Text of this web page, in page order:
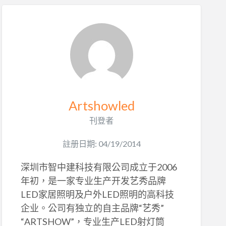
Artshowled
刊登者
註册日期: 04/19/2014
深圳市智中建科技有限公司成立于2006
年初，是一家专业生产开发艺秀品牌
LED家居照明及户外LED照明的高科技
企业。公司有独立的自主品牌“艺秀”
“ARTSHOW”，专业生产LED射灯筒